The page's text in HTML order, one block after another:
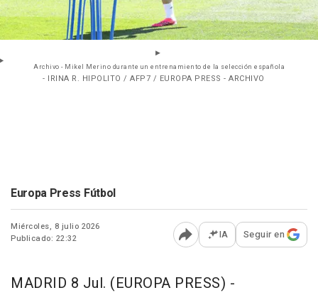
Archivo - Mikel Merino durante un entrenamiento de la selección española
- IRINA R. HIPOLITO / AFP7 / EUROPA PRESS - ARCHIVO
Europa Press Fútbol
Miércoles, 8 julio 2026
Publicado: 22:32
Abrir opciones para
IA Seguir en
MADRID 8 Jul. (EUROPA PRESS) -